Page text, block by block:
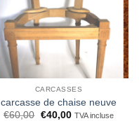
CARCASSES
carcasse de chaise neuve
€60,00 Le
€40,00Le
TVA incluse